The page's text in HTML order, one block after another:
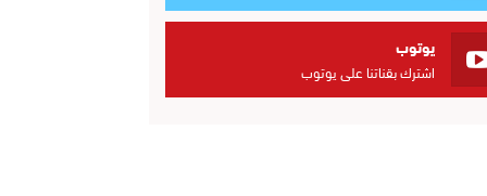
يوتوب
اشترك بقناتنا على يوتوب